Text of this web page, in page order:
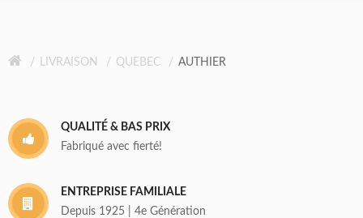
LIVRAISON QUEBEC AUTHIER
QUALITÉ & BAS PRIX
Fabriqué avec fierté!
ENTREPRISE FAMILIALE
Depuis 1925 | 4e Génération